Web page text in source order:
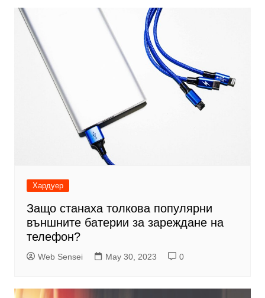
Хардуер
Защо станаха толкова популярни
външните батерии за зареждане на
телефон?
Web Sensei May 30, 2023 0